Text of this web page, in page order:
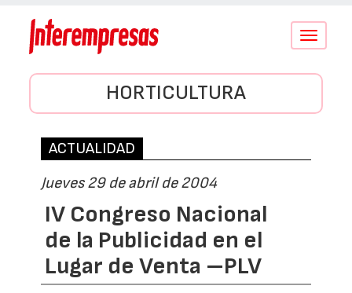
Conmutar
HORTICULTURA
ACTUALIDAD
Jueves 29 de abril de 2004
IV Congreso Nacional
de la Publicidad en el
Lugar de Venta –PLV